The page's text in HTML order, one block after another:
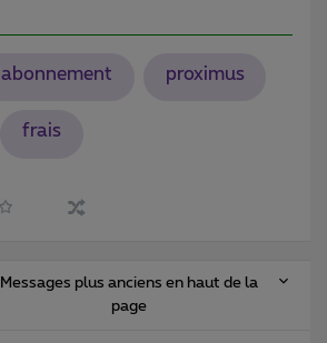
abonnement proximus
frais
Messages plus anciens en haut de la
page